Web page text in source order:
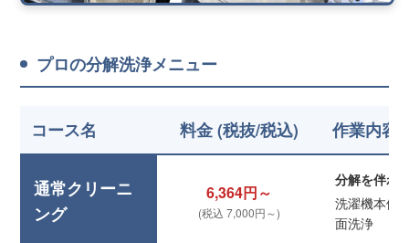
プロの分解洗浄メニュー
コース名 料金 (税抜/税込) 作業内容
通常クリーニ
ング
6,364円～
(税込 7,000円～)
分解を伴わ
洗濯機本体
面洗浄